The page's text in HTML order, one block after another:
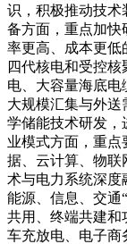
识，积极推动技术
备方面，重点加快
率更高、成本更低
四代核电和受控
电、大容量海底电
大规模汇集与外
学储能技术研发，
业模式方面，重点
据、云计算、物联
术与电力系统深度
能源、信息、交通
共用、终端共建和
车充放电、电子商